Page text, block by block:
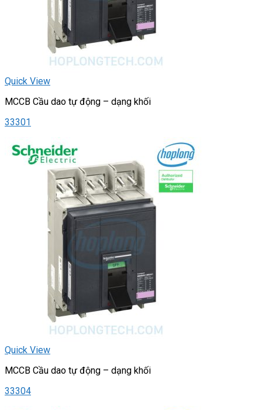
Quick View
MCCB Cầu dao tự động – dạng khối
33301
Quick View
MCCB Cầu dao tự động – dạng khối
33304